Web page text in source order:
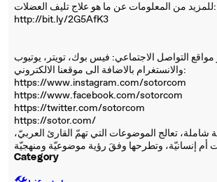
للمزيد من المعلومات عن ما هو علاج تليف العضلات:
http://bit.ly/2G5AfK3
مواقع التواصل الاجتماعي: فيس بوك، تويتر، يوتيوب
والانستغرام بالاضافة الى موقعنا الالكتروني:
https://www.instagram.com/sotorcom
https://www.facebook.com/sotorcom
https://twitter.com/sotorcom
https://sotor.com/
تعالج الموضوعات التي تهمّ القارئ العربيّ،
Category